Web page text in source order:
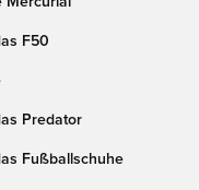
F50
Predator
Fußballschuhe